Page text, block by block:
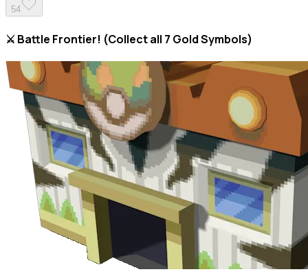
54
⚔️ Battle Frontier! (Collect all 7 Gold Symbols)